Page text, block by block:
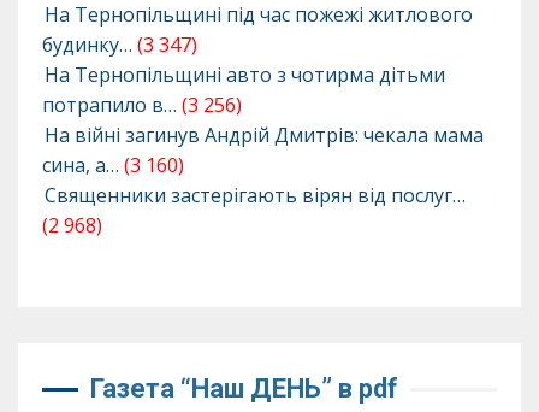
На Тернопільщині під час пожежі житлового
будинку… (3 347)
На Тернопільщині авто з чотирма дітьми
потрапило в… (3 256)
На війні загинув Андрій Дмитрів: чекала мама
сина, а… (3 160)
Священники застерігають вірян від послуг…
(2 968)
Газета “Наш ДЕНЬ” в pdf